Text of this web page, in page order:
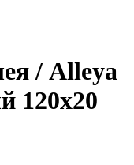
/ Alleya
120x20